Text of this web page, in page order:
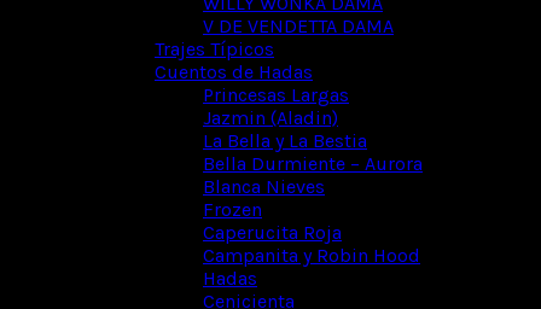
V DE VENDETTA DAMA
Trajes Típicos
Cuentos de Hadas
Princesas Largas
Jazmin (Aladin)
La Bella y La Bestia
Bella Durmiente – Aurora
Blanca Nieves
Frozen
Caperucita Roja
Campanita y Robin Hood
Hadas
Cenicienta